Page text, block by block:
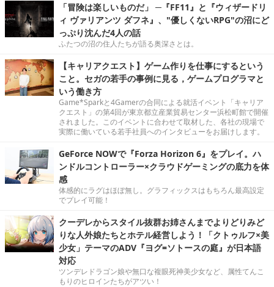
「冒険は楽しいものだ」 ─『FF11』と『ウィザードリ
ィ ヴァリアンツ ダフネ』、"優しくないRPG"の沼にど
っぷり沈んだ4人の話
ふたつの沼の住人たちが語る奥深さとは。
【キャリアクエスト】ゲーム作りを仕事にするという
こと。セガの若手の事例に見る，ゲームプログラマと
いう働き方
Game*Sparkと4Gamerの合同による就活イベント「キャリア
クエスト」の第4回が東京都立産業貿易センター浜松町館で開催
されました。このイベントに合わせて取材した、各社の現場で
実際に働いている若手社員へのインタビューをお届けします。
GeForce NOWで『Forza Horizon 6』をプレイ。ハ
ンドルコントローラー×クラウドゲーミングの底力を体
感
体感的にラグはほぼ無し。グラフィックスはもちろん最高設定
でプレイ可能！
クーデレからスタイル抜群お姉さんまでよりどりみど
りな人外娘たちとホテル経営しよう！「クトゥルフ×美
少女」テーマのADV『ヨグ=ソトースの庭』が日本語
対応
ツンデレドラゴン娘や無口な複眼死神美少女など、属性てんこ
もりのヒロインたちがアツい！